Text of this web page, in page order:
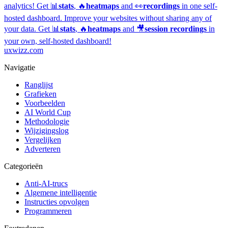
analytics! Get 📊 stats, 🔥heatmaps and 👀recordings in one self-
hosted dashboard. Improve your websites without sharing any of
your data. Get 📊 stats, 🔥heatmaps and 🎥session recordings in
your own, self-hosted dashboard!
uxwizz.com
Navigatie
Ranglijst
Grafieken
Voorbeelden
AI World Cup
Methodologie
Wijzigingslog
Vergelijken
Adverteren
Categorieën
Anti-AI-trucs
Algemene intelligentie
Instructies opvolgen
Programmeren